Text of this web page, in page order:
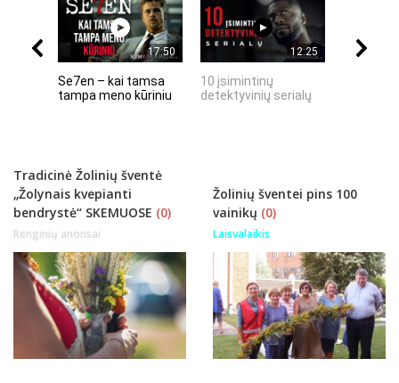
17:50
Se7en – kai tamsa
tampa meno kūriniu
12:25
10 įsimintinų
detektyvinių serialų
Tradicinė Žolinių šventė
„Žolynais kvepianti
bendrystė“ SKEMUOSE (0)
Renginių anonsai
Žolinių šventei pins 100
vainikų (0)
Laisvalaikis